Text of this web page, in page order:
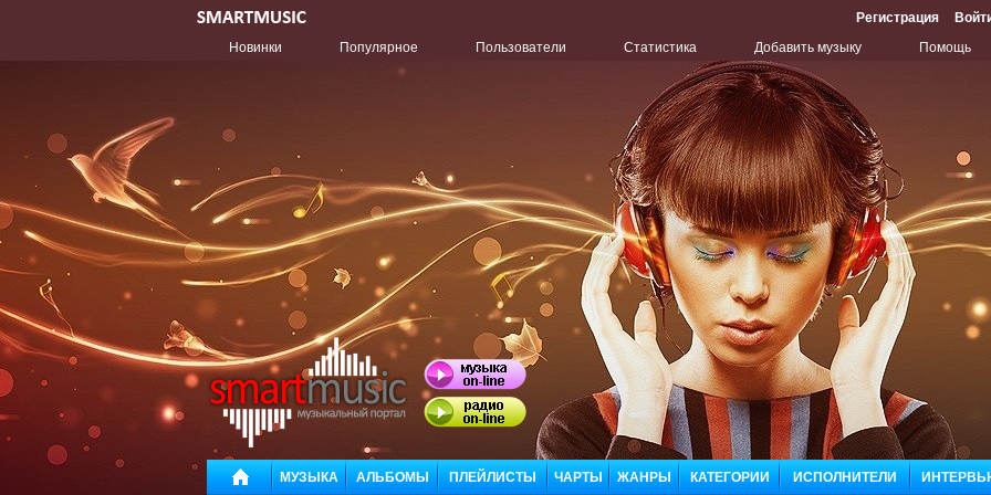
Регистрация
Новинки
Популярное Пользователи Статистика Добавить музыку Помощь
МУЗЫКА АЛЬБОМЫ ПЛЕЙЛИСТЫ ЧАРТЫ ЖАНРЫ КАТЕГОРИИ ИСПОЛНИТЕЛИ